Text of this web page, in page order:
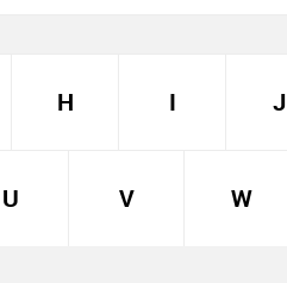
H I J
U V W